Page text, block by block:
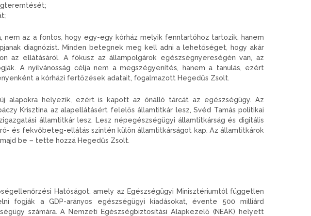
nem az a fontos, hogy egy-egy kórház melyik fenntartóhoz tartozik, hanem
diagnózist. Minden betegnek meg kell adni a lehetőséget, hogy akár
az ellátásáról. A fókusz az állampolgárok egészségnyereségén van, az
A nyilvánosság célja nem a megszégyenítés, hanem a tanulás, ezért
a kórházi fertőzések adatait, fogalmazott Hegedűs Zsolt.
alapokra helyezik, ezért is kapott az önálló tárcát az egészségügy. Az
Krisztina az alapellátásért felelős államtitkár lesz, Svéd Tamás politikai
államtitkár lesz. Lesz népegészségügyi államtitkárság és digitális
és fekvőbeteg-ellátás szintén külön államtitkárságot kap. Az államtitkárok
be – tette hozzá Hegedűs Zsolt.
Hatóságot, amely az Egészségügyi Minisztériumtól független
fogják a GDP-arányos egészségügyi kiadásokat, évente 500 milliárd
számára. A Nemzeti Egészségbiztosítási Alapkezelő (NEAK) helyett